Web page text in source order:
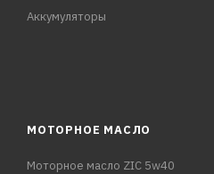
Аккумуляторы
МОТОРНОЕ МАСЛО
Моторное масло ZIC 5w40